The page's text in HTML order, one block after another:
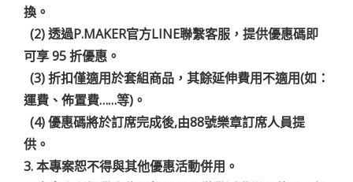
換。
(2) 透過P.MAKER官方LINE聯繫客服，提供優惠碼即
可享 95 折優惠。
(3) 折扣僅適用於套組商品，其餘延伸費用不適用(如：
運費、佈置費……等)。
(4) 優惠碼將於訂席完成後,由88號樂章訂席人員提
供。
3. 本專案恕不得與其他優惠活動併用。